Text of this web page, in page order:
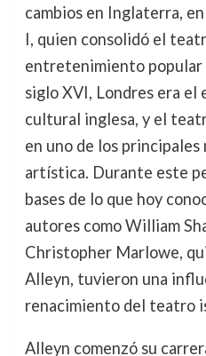
cambios en Inglaterra,
I, quien consolidó el
entretenimiento popular
siglo XVI, Londres era el
cultural inglesa, y el
en uno de los principales
artística. Durante este
bases de lo que hoy
autores como William
Christopher Marlowe,
Alleyn, tuvieron una
renacimiento del teatro
Alleyn comenzó su